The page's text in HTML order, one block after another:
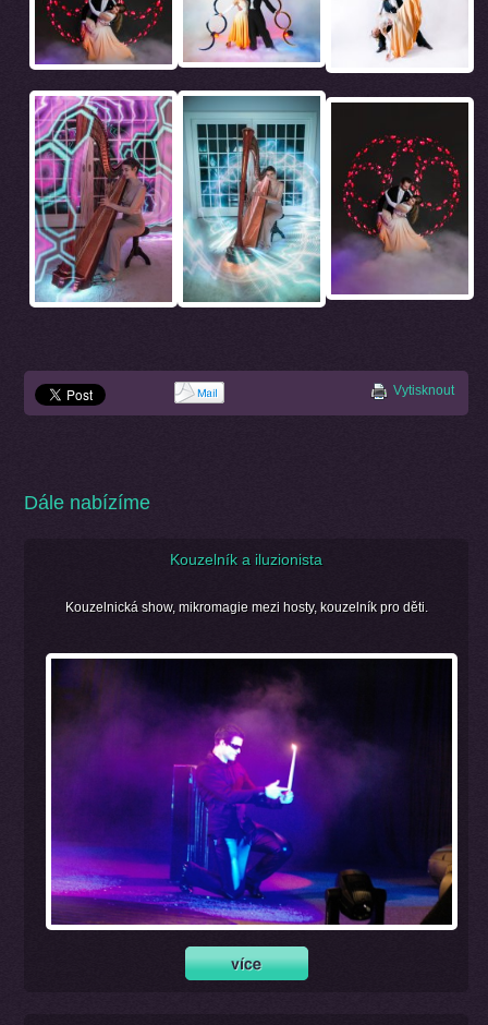
Vytisknout
Dále nabízíme
Kouzelník a iluzionista
Kouzelnická show, mikromagie mezi hosty, kouzelník pro děti.